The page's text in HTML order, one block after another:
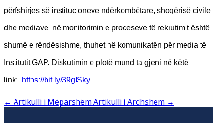
përfshirjes së institucioneve ndërkombëtare, shoqërisë civile
dhe mediave në monitorimin e proceseve të rekrutimit është
shumë e rëndësishme, thuhet në komunikatën për media të
Institutit GAP. Diskutimin e plotë mund ta gjeni në këtë
link: https://bit.ly/39gISky
← Artikulli i Mëparshëm Artikulli i Ardhshëm →